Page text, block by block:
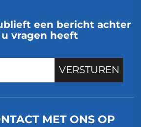
een bericht achter
u vragen heeft
VERSTUREN
MET ONS OP